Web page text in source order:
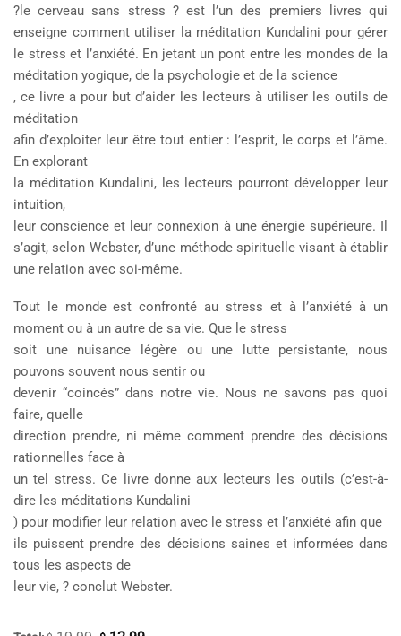
était :
$ 19.99.
actuel
est :
$ 12.99.
?le cerveau sans stress ? est l’un des premiers livres qui
enseigne comment utiliser la méditation Kundalini pour gérer
le stress et l’anxiété. En jetant un pont entre les mondes de la
méditation yogique, de la psychologie et de la science
, ce livre a pour but d’aider les lecteurs à utiliser les outils de
méditation
afin d’exploiter leur être tout entier : l’esprit, le corps et l’âme.
En explorant
la méditation Kundalini, les lecteurs pourront développer leur
intuition,
leur conscience et leur connexion à une énergie supérieure. Il
s’agit, selon Webster, d’une méthode spirituelle visant à établir
une relation avec soi-même.
Tout le monde est confronté au stress et à l’anxiété à un
moment ou à un autre de sa vie. Que le stress
soit une nuisance légère ou une lutte persistante, nous
pouvons souvent nous sentir ou
devenir “coincés” dans notre vie. Nous ne savons pas quoi
faire, quelle
direction prendre, ni même comment prendre des décisions
rationnelles face à
un tel stress. Ce livre donne aux lecteurs les outils (c’est-à-
dire les méditations Kundalini
) pour modifier leur relation avec le stress et l’anxiété afin que
ils puissent prendre des décisions saines et informées dans
tous les aspects de
leur vie, ? conclut Webster.